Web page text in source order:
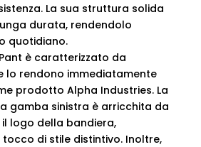
La sua struttura solida
durata, rendendolo
quotidiano.
è caratterizzato da
lo rendono immediatamente
prodotto Alpha Industries. La
gamba sinistra è arricchita da
il logo della bandiera,
di stile distintivo. Inoltre,